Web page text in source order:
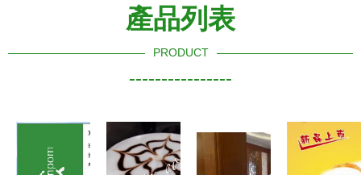
產品列表
PRODUCT
----------------